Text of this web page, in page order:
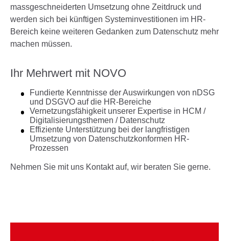
massgeschneiderten Umsetzung ohne Zeitdruck und
werden sich bei künftigen Systeminvestitionen im HR-
Bereich keine weiteren Gedanken zum Datenschutz mehr
machen müssen.
Ihr Mehrwert mit NOVO
Fundierte Kenntnisse der Auswirkungen von nDSG
und DSGVO auf die HR-Bereiche
Vernetzungsfähigkeit unserer Expertise in HCM /
Digitalisierungsthemen / Datenschutz
Effiziente Unterstützung bei der langfristigen
Umsetzung von Datenschutzkonformen HR-
Prozessen
Nehmen Sie mit uns Kontakt auf, wir beraten Sie gerne.